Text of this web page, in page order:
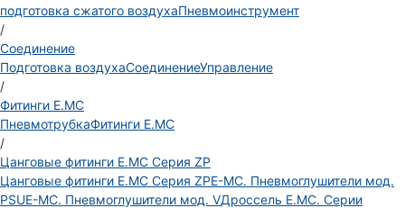
подготовка сжатого воздухаПневмоинструмент
/
Соединение
Подготовка воздухаСоединениеУправление
/
Фитинги E.MC
ПневмотрубкаФитинги E.MC
/
Цанговые фитинги E.MC Серия ZP
Цанговые фитинги E.MC Серия ZPE-MC. Пневмоглушители мод.
PSUE-MC. Пневмоглушители мод. VДроссель E.MC. Серии